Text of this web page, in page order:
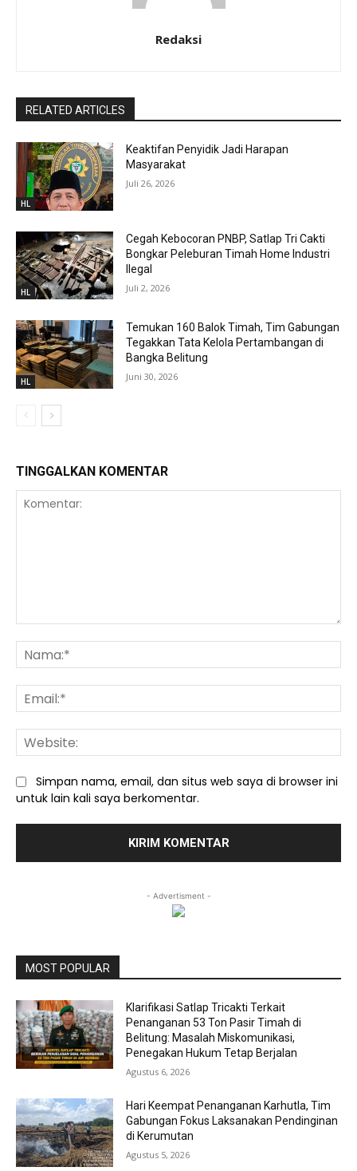
Redaksi
RELATED ARTICLES
HL
Keaktifan Penyidik Jadi Harapan
Masyarakat
Juli 26, 2026
HL
Cegah Kebocoran PNBP, Satlap Tri Cakti
Bongkar Peleburan Timah Home Industri
Ilegal
Juli 2, 2026
HL
Temukan 160 Balok Timah, Tim Gabungan
Tegakkan Tata Kelola Pertambangan di
Bangka Belitung
Juni 30, 2026
TINGGALKAN KOMENTAR
Simpan nama, email, dan situs web saya di browser ini
untuk lain kali saya berkomentar.
- Advertisment -
MOST POPULAR
Klarifikasi Satlap Tricakti Terkait
Penanganan 53 Ton Pasir Timah di
Belitung: Masalah Miskomunikasi,
Penegakan Hukum Tetap Berjalan
Agustus 6, 2026
Hari Keempat Penanganan Karhutla, Tim
Gabungan Fokus Laksanakan Pendinginan
di Kerumutan
Agustus 5, 2026